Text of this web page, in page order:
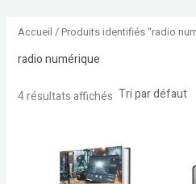
Accueil / Produits identifiés “radio
radio numérique
4 résultats affichés